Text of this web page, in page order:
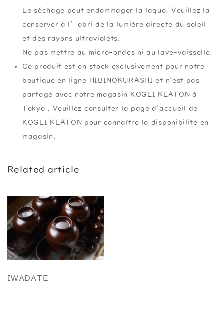
Le séchage peut endommager la laque, Veuillez la
conserver à l’abri de la lumière directe du soleil
et des rayons ultraviolets.
Ne pas mettre au micro-ondes ni au lave-vaisselle.
Ce produit est en stock exclusivement pour notre
boutique en ligne HIBINOKURASHI et n'est pas
partagé avec notre magasin KOGEI KEATON à
Tokyo . Veuillez consulter la page d'accueil de
KOGEI KEATON pour connaître la disponibilité en
magasin.
Related article
IWADATE